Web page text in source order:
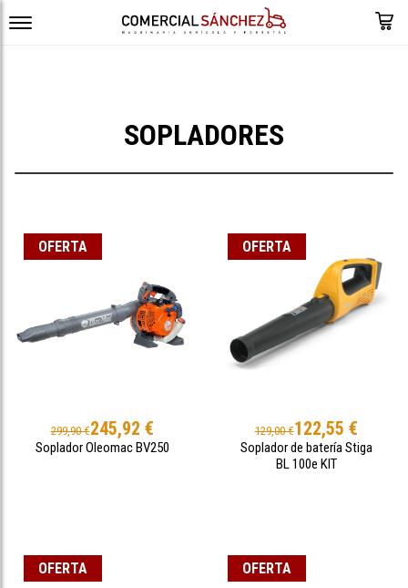
SOPLADORES
OFERTA
299,90 €245,92 €
Soplador Oleomac BV250
OFERTA
129,00 €122,55 €
Soplador de batería Stiga
BL 100e KIT
OFERTA OFERTA